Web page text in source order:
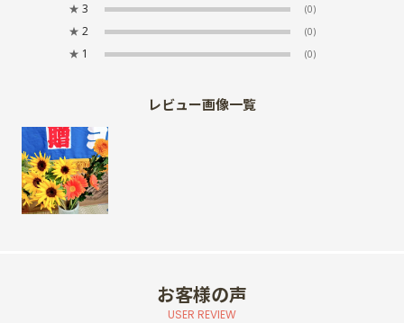
★ 3 (0)
★ 2 (0)
★ 1 (0)
レビュー画像一覧
お客様の声
USER REVIEW